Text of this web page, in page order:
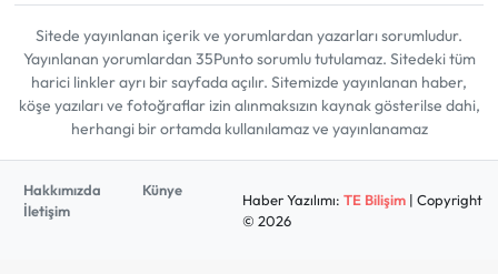
Sitede yayınlanan içerik ve yorumlardan yazarları sorumludur.
Yayınlanan yorumlardan 35Punto sorumlu tutulamaz. Sitedeki tüm
harici linkler ayrı bir sayfada açılır. Sitemizde yayınlanan haber,
köşe yazıları ve fotoğraflar izin alınmaksızın kaynak gösterilse dahi,
herhangi bir ortamda kullanılamaz ve yayınlanamaz
Hakkımızda
Künye
İletişim
Haber Yazılımı: TE Bilişim| Copyright
© 2026